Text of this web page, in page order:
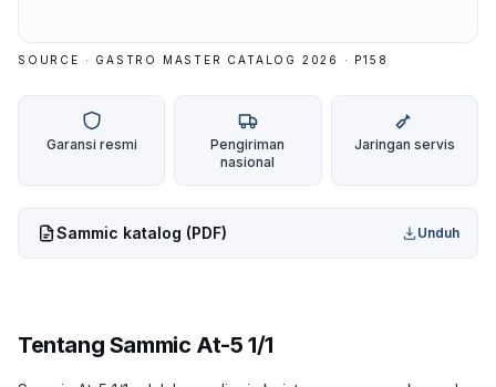
SOURCE · GASTRO MASTER CATALOG 2026 · P158
Garansi resmi
Pengiriman
nasional
Jaringan servis
Sammic katalog (PDF) Unduh
Tentang Sammic At-5 1/1